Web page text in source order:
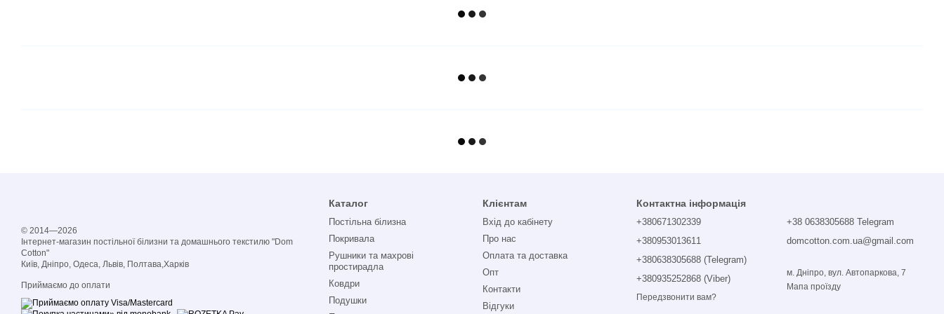
© 2014—2026
Інтернет-магазин постільної білизни та домашнього текстилю "Dom
Cotton"
Київ, Дніпро, Одеса, Львів, Полтава,Харків
Приймаємо до оплати
Каталог
Постільна білизна
Покривала
Рушники та махрові
простирадла
Ковдри
Подушки
Клієнтам
Вхід до кабінету
Про нас
Оплата та доставка
Опт
Контакти
Відгуки
Контактна інформація
+380671302339
+380953013611
+380638305688 (Telegram)
+380935252868 (Viber)
Передзвонити вам?
+38 0638305688 Telegram
domcotton.com.ua@gmail.com
м. Дніпро, вул. Автопаркова, 7
Мапа проїзду